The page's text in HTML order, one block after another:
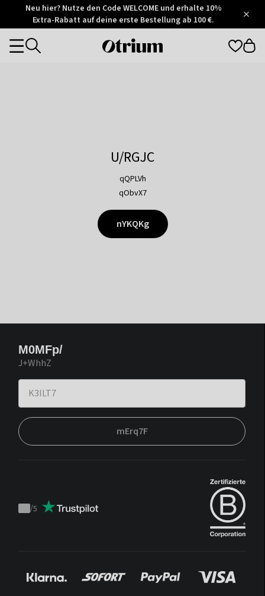
Otrium
Trustpilot
Neu hier? Nutze den Code WELCOME und erhalte 10%
Extra-Rabatt auf deine erste Bestellung ab 100 €.
Otrium
Categories
U/RGJC
qQPLVh
qObvX7
nYKQKg
M0MFp/
J+WhhZ
mErq7F
Trustpilot
/5